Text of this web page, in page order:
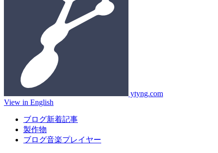
ytyng.com
View in English
ブログ新着記事
製作物
ブログ音楽プレイヤー